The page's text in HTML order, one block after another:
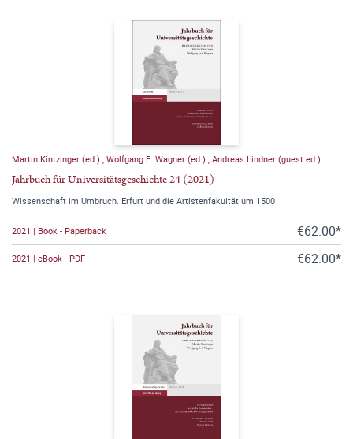
Martin Kintzinger (ed.) Wolfgang E. Wagner (ed.) Andreas Lindner (guest ed.)
Jahrbuch für Universitätsgeschichte 24 (2021)
Wissenschaft im Umbruch. Erfurt und die Artistenfakultät um 1500
2021 | Book - Paperback €62.00*
2021 | eBook - PDF €62.00*